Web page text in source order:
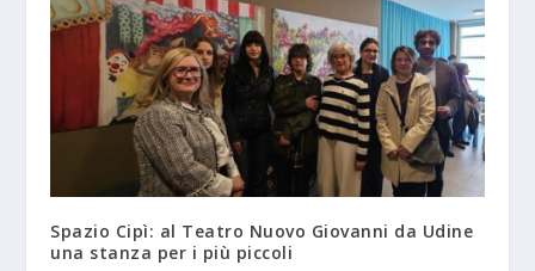
Spazio Cipì: al Teatro Nuovo Giovanni da Udine
una stanza per i più piccoli